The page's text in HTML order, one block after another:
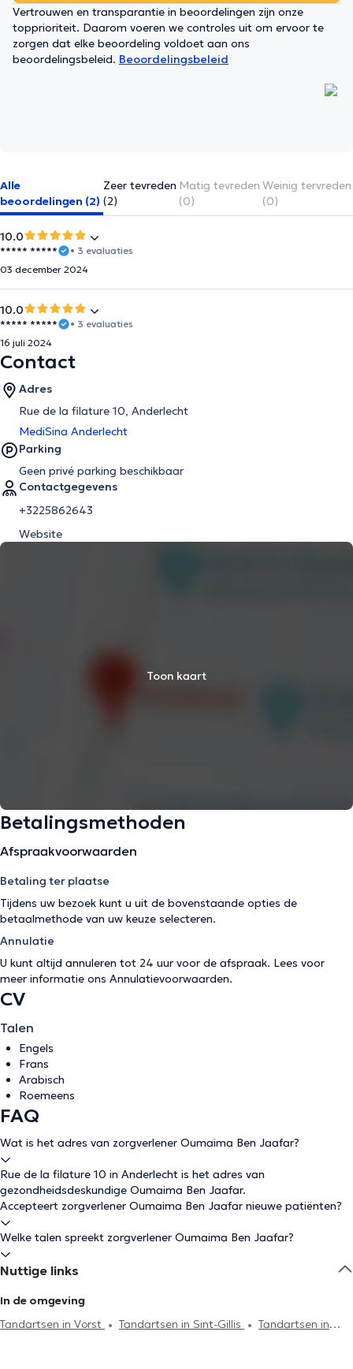
Vertrouwen en transparantie in beoordelingen zijn onze
topprioriteit. Daarom voeren we controles uit om ervoor te
zorgen dat elke beoordeling voldoet aan ons
beoordelingsbeleid. Beoordelingsbeleid
Alle
beoordelingen (2)
Zeer tevreden
(2)
Matig tevreden
(0)
Weinig tervreden
(0)
10.0
***** *****
• 3 evaluaties
03 december 2024
10.0
***** *****
• 3 evaluaties
16 juli 2024
Contact
Adres
Rue de la filature 10, Anderlecht
MediSina Anderlecht
Parking
Geen privé parking beschikbaar
Contactgegevens
+3225862643
Website
Toon kaart
Betalingsmethoden
Afspraakvoorwaarden
Betaling ter plaatse
Tijdens uw bezoek kunt u uit de bovenstaande opties de
betaalmethode van uw keuze selecteren.
Annulatie
U kunt altijd annuleren tot 24 uur voor de afspraak. Lees voor
meer informatie ons Annulatievoorwaarden.
CV
Talen
Engels
Frans
Arabisch
Roemeens
FAQ
Wat is het adres van zorgverlener Oumaima Ben Jaafar?
Rue de la filature 10 in Anderlecht is het adres van
gezondheidsdeskundige Oumaima Ben Jaafar.
Accepteert zorgverlener Oumaima Ben Jaafar nieuwe patiënten?
Welke talen spreekt zorgverlener Oumaima Ben Jaafar?
Nuttige links
In de omgeving
Tandartsen in Vorst
Tandartsen in Sint-Gillis
Tandartsen in